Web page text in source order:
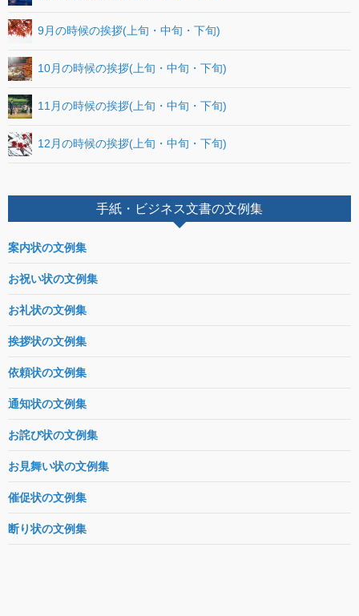
9月の時候の挨拶(上旬・中旬・下旬)
10月の時候の挨拶(上旬・中旬・下旬)
11月の時候の挨拶(上旬・中旬・下旬)
12月の時候の挨拶(上旬・中旬・下旬)
手紙・ビジネス文書の文例集
案内状の文例集
お祝い状の文例集
お礼状の文例集
挨拶状の文例集
依頼状の文例集
通知状の文例集
お詫び状の文例集
お見舞い状の文例集
催促状の文例集
断り状の文例集